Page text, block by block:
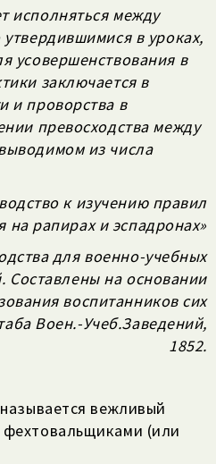
исполняться между
в уроках,
усовершенствования в
заключается в
и проворства в
превосходства между
из числа
к изучению правил
на рапирах и эспадронах»
для военно-учебных
Составлены на основании
воспитанников сих
Воен.-Учеб.Заведений,
1852.
вежливый
(или